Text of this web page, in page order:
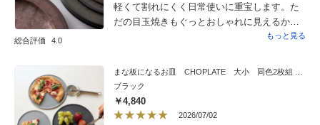
総合評価 4.0
軽くて割れにくく日常使いに重宝します。た
だの目玉焼きもぐっとおしゃれに見えるから
不思議です。とても良い買い物だったと思い
のサイズ感が小さく感じるのは色のせいで
しょうか?
もっと見る
ブラック
￥4,840
2026/07/02